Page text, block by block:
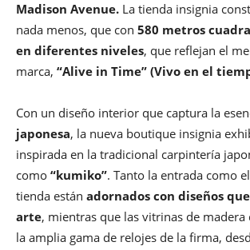
Madison Avenue. La tienda insignia
nada menos, que con 580 metros
en diferentes niveles, que reflejan el
marca, “Alive in Time” (Vivo en el
Con un diseño interior que captura la
japonesa, la nueva boutique insignia
inspirada en la tradicional carpintería
como “kumiko”. Tanto la entrada como
tienda están adornados con diseños
arte, mientras que las vitrinas de madera
la amplia gama de relojes de la firma,